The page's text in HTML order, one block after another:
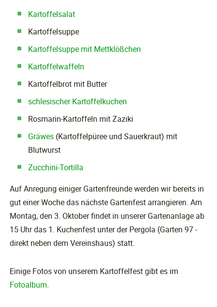
Kartoffelsalat
Kartoffelsuppe
Kartoffelsuppe mit Mettklößchen
Kartoffelwaffeln
Kartoffelbrot mit Butter
schlesischer Kartoffelkuchen
Rosmarin-Kartoffeln mit Zaziki
Gräwes (Kartoffelpüree und Sauerkraut) mit
Blutwurst
Zucchini-Tortilla
Auf Anregung einiger Gartenfreunde werden wir bereits in
gut einer Woche das nächste Gartenfest arrangieren. Am
Montag, den 3. Oktober findet in unserer Gartenanlage ab
15 Uhr das 1. Kuchenfest unter der Pergola (Garten 97 -
direkt neben dem Vereinshaus) statt.
Einige Fotos von unserem Kartoffelfest gibt es im
Fotoalbum.